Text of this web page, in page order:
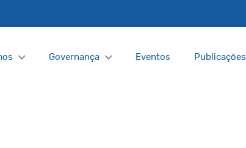
Governança Eventos Publicações